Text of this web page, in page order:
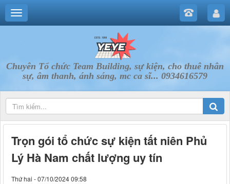
Chuyên Tổ chức Team Building, sự kiện, cho thuê nhân
sự, âm thanh, ánh sáng, mc ca sĩ... 0934616579
Trọn gói tổ chức sự kiện tất niên Phủ
Lý Hà Nam chất lượng uy tín
Thứ hai - 07/10/2024 09:58